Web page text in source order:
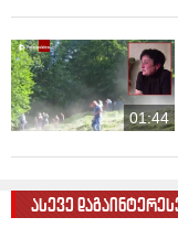
01:44
ასევე